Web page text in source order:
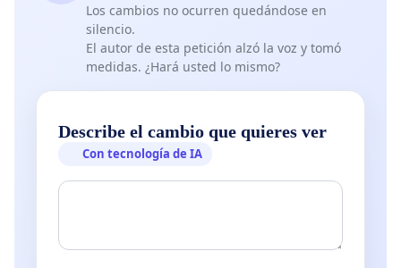
Los cambios no ocurren quedándose en
silencio.
El autor de esta petición alzó la voz y tomó
medidas. ¿Hará usted lo mismo?
Describe el cambio que quieres ver
Con tecnología de IA